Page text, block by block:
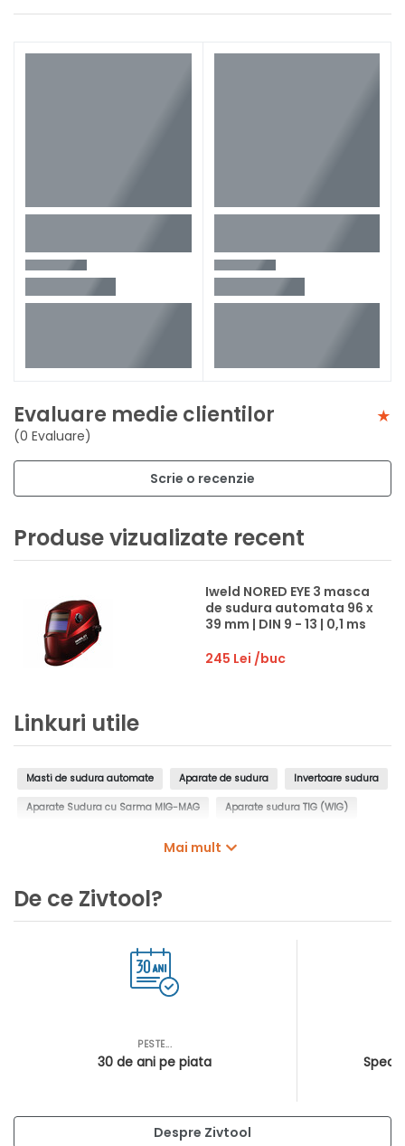
Evaluare medie clientilor
(0 Evaluare)
Scrie o recenzie
Produse vizualizate recent
Iweld NORED EYE 3 masca
de sudura automata 96 x
39 mm | DIN 9 - 13 | 0,1 ms
245 Lei /buc
Linkuri utile
Masti de sudura automate Aparate de sudura Invertoare sudura
Aparate Sudura cu Sarma MIG-MAG Aparate sudura TIG (WIG)
Mai mult
De ce Zivtool?
PESTE...
30 de ani pe piata
Despre Zivtool